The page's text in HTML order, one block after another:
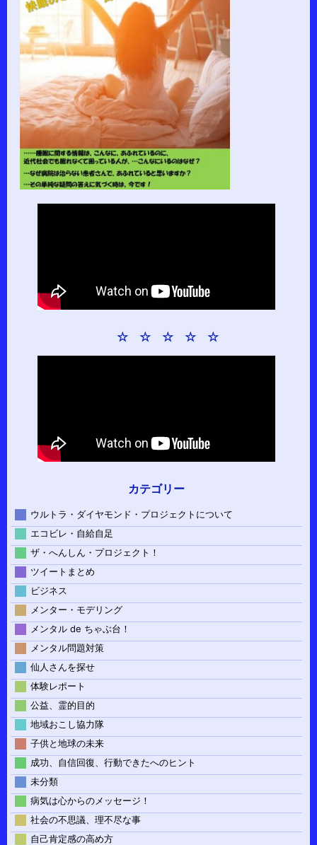
☆ ☆ ☆ ☆ ☆
カテゴリー
ウルトラ・ダイヤモンド・プロジェクトについて
エコビレ・自給自足
ザ・へんしん・プロジェクト！
ツイートまとめ
ビジネス
メンター・モデリング
メンタル de ちゃぶ台！
メンタル問題対策
仙人さんを探せ
体験レポート
公益、霊的目的
地域おこし協力隊
子供と地球の未来
成功、自信回復、行動できたへのヒント
未分類
病気は心からのメッセージ！
社会の不思議、理不尽な事
自己肯定感の高め方